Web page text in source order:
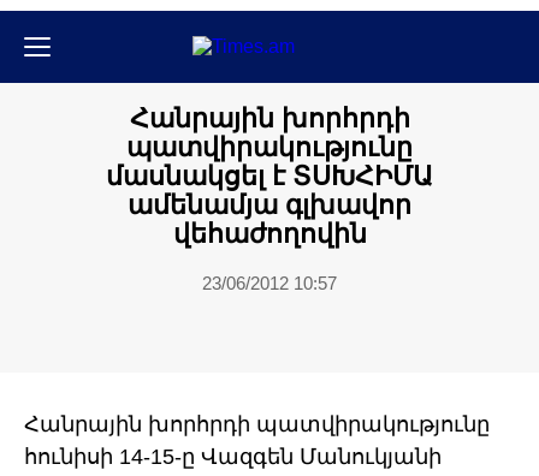
Հանրային խորհրդի
պատվիրակությունը
մասնակցել է ՏՍԽՀԻՄԱ
ամենամյա գլխավոր
վեհաժողովին
23/06/2012 10:57
Հանրային խորհրդի պատվիրակությունը
հունիսի 14-15-ը Վազգեն Մանուկյանի